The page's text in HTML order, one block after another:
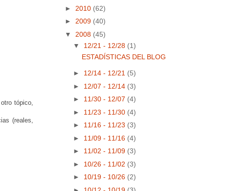
tópico,
(reales,
► 2010 (62)
► 2009 (40)
▼ 2008 (45)
▼ 12/21 - 12/28 (1)
ESTADÍSTICAS DEL BLOG
► 12/14 - 12/21 (5)
► 12/07 - 12/14 (3)
► 11/30 - 12/07 (4)
► 11/23 - 11/30 (4)
► 11/16 - 11/23 (3)
► 11/09 - 11/16 (4)
► 11/02 - 11/09 (3)
► 10/26 - 11/02 (3)
► 10/19 - 10/26 (2)